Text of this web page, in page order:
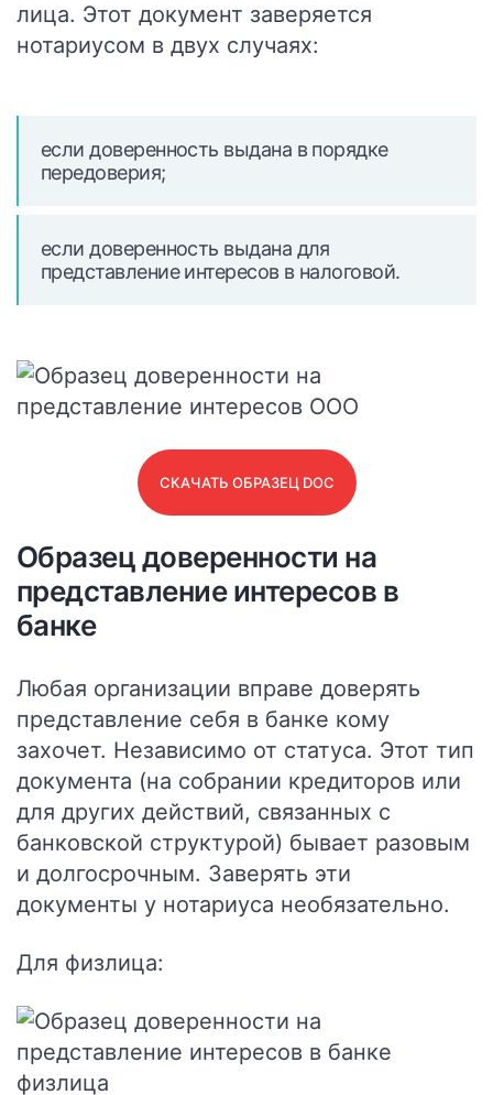
лица. Этот документ заверяется
нотариусом в двух случаях:
если доверенность выдана в порядке
передоверия;
если доверенность выдана для
представление интересов в налоговой.
СКАЧАТЬ ОБРАЗЕЦ DOC
Образец доверенности на
представление интересов в
банке
Любая организации вправе доверять
представление себя в банке кому
захочет. Независимо от статуса. Этот тип
документа (на собрании кредиторов или
для других действий, связанных с
банковской структурой) бывает разовым
и долгосрочным. Заверять эти
документы у нотариуса необязательно.
Для физлица: